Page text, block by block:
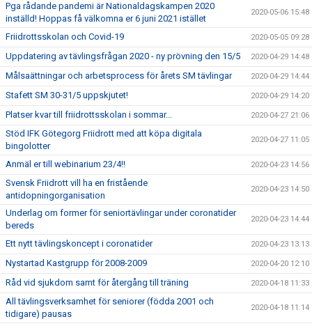
Pga rådande pandemi är Nationaldagskampen 2020
inställd! Hoppas få välkomna er 6 juni 2021 istället
2020-05-06 15:48
Friidrottsskolan och Covid-19 2020-05-05 09:28
Uppdatering av tävlingsfrågan 2020 - ny prövning den 15/5 2020-04-29 14:48
Målsaättningar och arbetsprocess för årets SM tävlingar 2020-04-29 14:44
Stafett SM 30-31/5 uppskjutet! 2020-04-29 14:20
Platser kvar till friidrottsskolan i sommar... 2020-04-27 21:06
Stöd IFK Götegorg Friidrott med att köpa digitala
bingolotter
2020-04-27 11:05
Anmäl er till webinarium 23/4!! 2020-04-23 14:56
Svensk Friidrott vill ha en fristående
antidopningorganisation
2020-04-23 14:50
Underlag om former för seniortävlingar under coronatider
bereds
2020-04-23 14:44
Ett nytt tävlingskoncept i coronatider 2020-04-23 13:13
Nystartad Kastgrupp för 2008-2009 2020-04-20 12:10
Råd vid sjukdom samt för återgång till träning 2020-04-18 11:33
All tävlingsverksamhet för seniorer (födda 2001 och
tidigare) pausas
2020-04-18 11:14